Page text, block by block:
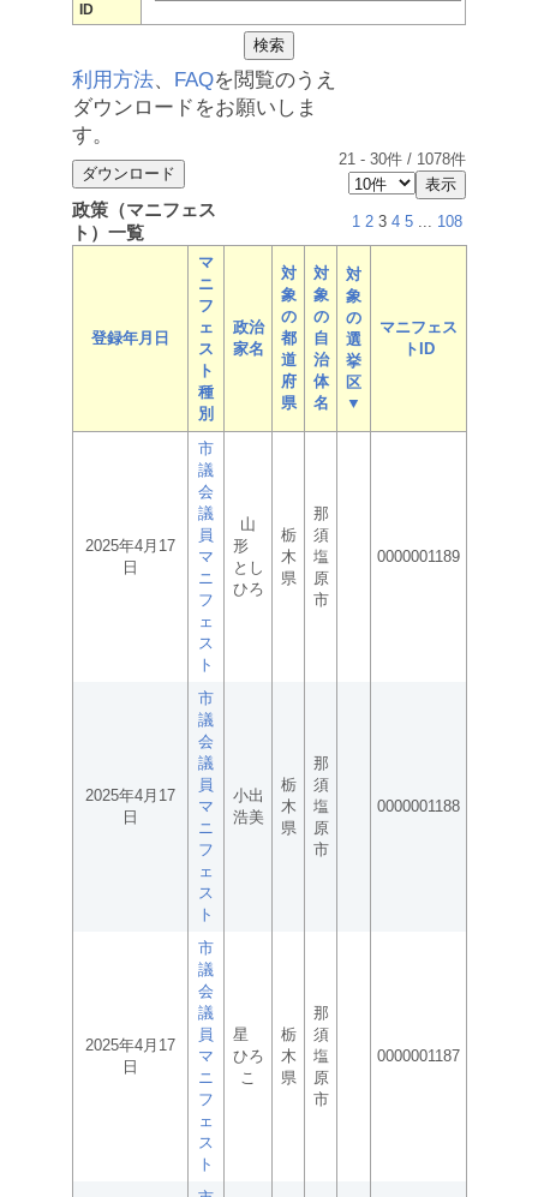
ID
利用方法、 FAQを閲覧のうえ
ダウンロードをお願いしま
す。
21 - 30件 / 1078件
政策（マニフェス
ト）一覧
1 2 3 4 5 ... 108
登録年月日
マ
ニ
フ
ェ
ス
ト
種
別
政治
家名
対
象
の
都
道
府
県
対
象
の
自
治
体
名
対
象
の
選
挙
区
▼
マニフェス
トID
2025年4月17
日
市
議
会
議
員
マ
ニ
フ
ェ
ス
ト
山
形
とし
ひろ
栃
木
県
那
須
塩
原
市
0000001189
2025年4月17
日
市
議
会
議
員
マ
ニ
フ
ェ
ス
ト
小出
浩美
栃
木
県
那
須
塩
原
市
0000001188
2025年4月17
日
市
議
会
議
員
マ
ニ
フ
ェ
ス
ト
星
ひろ
こ
栃
木
県
那
須
塩
原
市
0000001187